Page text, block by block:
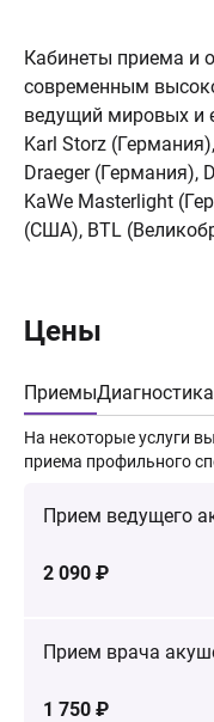
Кабинеты приема и
современным
ведущий мировых и
Karl Storz
Draeger (Германия),
KaWe Masterlight
(США), BTL
Цены
ПриемыДиагностика
На некоторые услуги
приема профильного
Прием ведущего
2 090 ₽
Прием врача
1 750 ₽